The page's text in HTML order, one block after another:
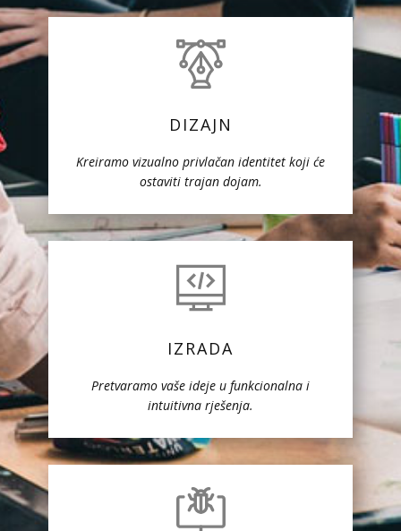
DIZAJN
Kreiramo vizualno privlačan identitet koji će
ostaviti trajan dojam.
IZRADA
Pretvaramo vaše ideje u funkcionalna i
intuitivna rješenja.